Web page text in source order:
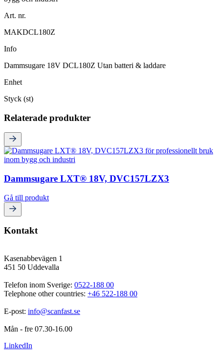
Art. nr.
MAKDCL180Z
Info
Dammsugare 18V DCL180Z Utan batteri & laddare
Enhet
Styck (st)
Relaterade produkter
Dammsugare LXT® 18V, DVC157LZX3
Gå till produkt
Kontakt
Kasenabbevägen 1
451 50 Uddevalla
Telefon inom Sverige: 0522-188 00
Telephone other countries: +46 522-188 00
E-post: info@scanfast.se
Mån - fre 07.30-16.00
LinkedIn